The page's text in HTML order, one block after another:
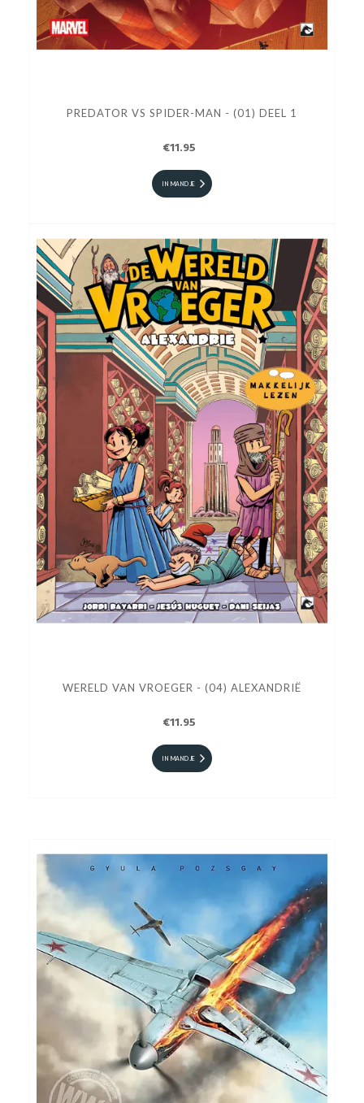
PREDATOR VS SPIDER-MAN - (01) DEEL 1
€11.95
IN MANDJE
WERELD VAN VROEGER - (04) ALEXANDRIË
€11.95
IN MANDJE